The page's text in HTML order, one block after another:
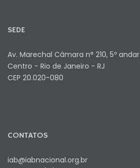
SEDE
Av. Marechal Câmara n° 210, 5º andar
Centro - Rio de Janeiro - RJ
CEP 20.020-080
CONTATOS
iab@iabnacional.org.br